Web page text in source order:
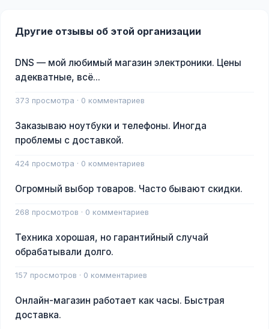
Другие отзывы об этой организации
DNS — мой любимый магазин электроники. Цены
адекватные, всё...
373 просмотра · 0 комментариев
Заказываю ноутбуки и телефоны. Иногда
проблемы с доставкой.
424 просмотра · 0 комментариев
Огромный выбор товаров. Часто бывают скидки.
268 просмотров · 0 комментариев
Техника хорошая, но гарантийный случай
обрабатывали долго.
157 просмотров · 0 комментариев
Онлайн-магазин работает как часы. Быстрая
доставка.